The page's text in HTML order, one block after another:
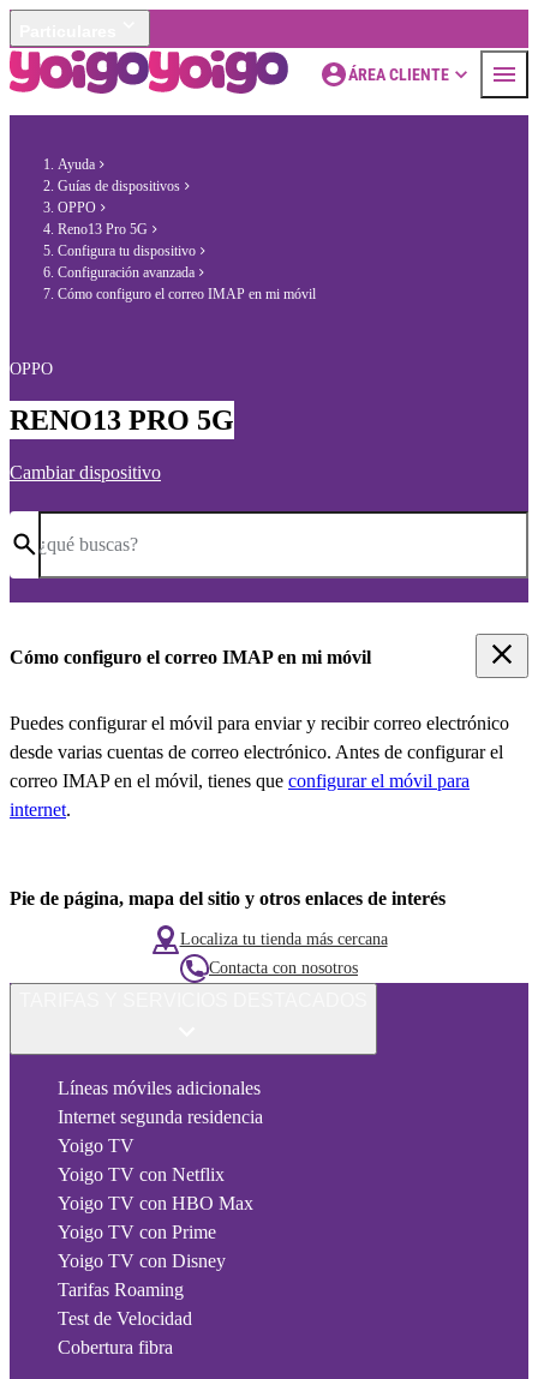
ÁREA CLIENTE
Ayuda
Guías de dispositivos
OPPO
Reno13 Pro 5G
Configura tu dispositivo
Configuración avanzada
Cómo configuro el correo IMAP en mi móvil
OPPO
RENO13 PRO 5G
Cambiar dispositivo
¿qué buscas?
Cómo configuro el correo IMAP en mi móvil
Puedes configurar el móvil para enviar y recibir correo electrónico
desde varias cuentas de correo electrónico. Antes de configurar el
correo IMAP en el móvil, tienes que configurar el móvil para
internet.
Pie de página, mapa del sitio y otros enlaces de interés
Localiza tu tienda más cercana
Contacta con nosotros
Líneas móviles adicionales
Internet segunda residencia
Yoigo TV
Yoigo TV con Netflix
Yoigo TV con HBO Max
Yoigo TV con Prime
Yoigo TV con Disney
Tarifas Roaming
Test de Velocidad
Cobertura fibra